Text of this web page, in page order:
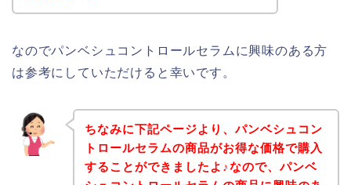
なのでパンベシュコントロールセラムに興味のある方
は参考にしていただけると幸いです。
ちなみに下記ページより、パンベシュコン
トロールセラムの商品がお得な価格で購入
することができましたよ♪なので、パンベ